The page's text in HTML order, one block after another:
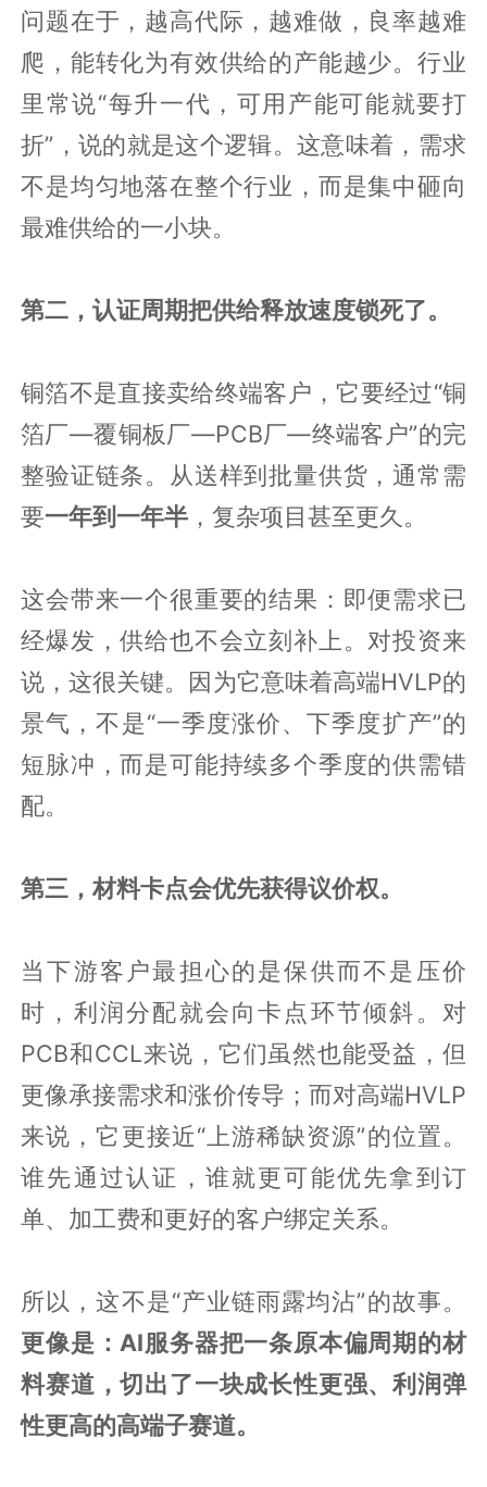
问题在于，越高代际，越难做，良率越难
爬，能转化为有效供给的产能越少。行业
里常说“每升一代，可用产能可能就要打
折”，说的就是这个逻辑。这意味着，需求
不是均匀地落在整个行业，而是集中砸向
最难供给的一小块。
第二，认证周期把供给释放速度锁死了。
铜箔不是直接卖给终端客户，它要经过“铜
箔厂—覆铜板厂—PCB厂—终端客户”的完
整验证链条。从送样到批量供货，通常需
要一年到一年半 ，复杂项目甚至更久。
这会带来一个很重要的结果：即便需求已
经爆发，供给也不会立刻补上。对投资来
说，这很关键。因为它意味着高端HVLP的
景气，不是“一季度涨价、下季度扩产”的
短脉冲，而是可能持续多个季度的供需错
配。
第三，材料卡点会优先获得议价权。
当下游客户最担心的是保供而不是压价
时，利润分配就会向卡点环节倾斜。对
PCB和CCL来说，它们虽然也能受益，但
更像承接需求和涨价传导；而对高端HVLP
来说，它更接近“上游稀缺资源”的位置。
谁先通过认证，谁就更可能优先拿到订
单、加工费和更好的客户绑定关系。
所以，这不是“产业链雨露均沾”的故事。
更像是：AI服务器把一条原本偏周期的材
料赛道，切出了一块成长性更强、利润弹
性更高的高端子赛道。